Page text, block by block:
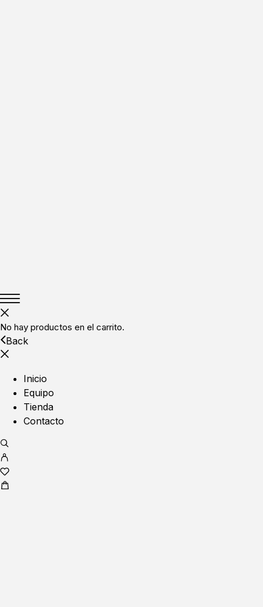
No hay productos en el carrito.
Back
Inicio
Equipo
Tienda
Contacto